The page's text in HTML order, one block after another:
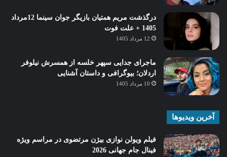
درگذشت مریم همتیان بازیگر جوان سینما 12مرداد
1405 + علت فوت
12 مرداد 1405
ماجرای جدایی سپهر خلسه از همسرش نیلوفر
اردلان؛ بیوگرافی و داستان آشنایی
10 مرداد 1405
آخرین ویدیوها
فیلم ویولن نوازی بیژن مرتضوی در مراسم ویژه
فینال جام جهانی 2026